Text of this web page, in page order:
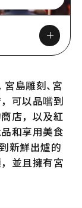
島雕刻、宮
可以品嚐到
店，以及紅
和享用美食
新鮮出爐的
並且擁有宮